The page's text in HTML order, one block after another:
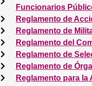
Funcionarios
Reglamento de
Reglamento de
Reglamento del
Reglamento de
Reglamento de
Reglamento para